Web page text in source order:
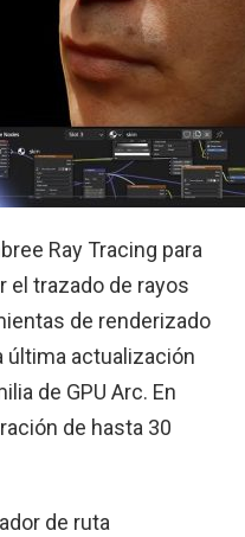
Ray Tracing para
el trazado de rayos
de renderizado
última actualización
de GPU Arc. En
de hasta 30
de ruta